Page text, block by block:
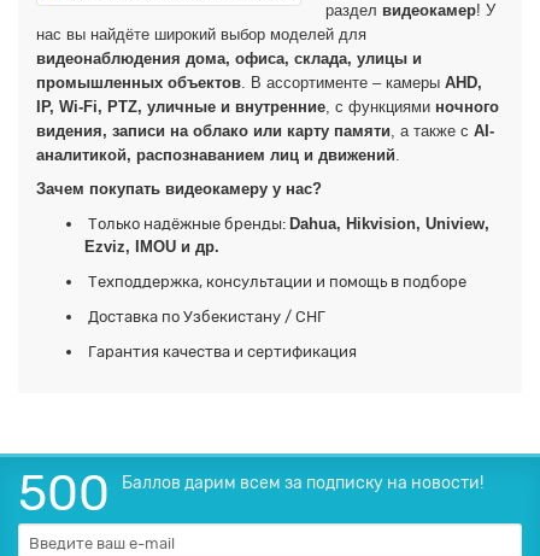
раздел видеокамер! У
нас вы найдёте широкий выбор моделей для
видеонаблюдения дома, офиса, склада, улицы и
промышленных объектов. В ассортименте – камеры AHD,
IP, Wi-Fi, PTZ, уличные и внутренние, с функциями ночного
видения, записи на облако или карту памяти, а также с AI-
аналитикой, распознаванием лиц и движений.
Зачем покупать видеокамеру у нас?
Только надёжные бренды: Dahua, Hikvision, Uniview,
Ezviz, IMOU и др.
Техподдержка, консультации и помощь в подборе
Доставка по Узбекистану / СНГ
Гарантия качества и сертификация
500 Баллов дарим всем за подписку на новости!